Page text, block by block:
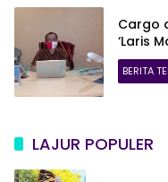
Cargo
‘Laris
BERITA
LAJUR POPULER